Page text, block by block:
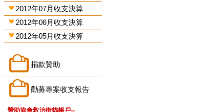
2012年07月收支決算
2012年06月收支決算
2012年05月收支決算
捐款贊助
勸募專案收支報告
贊助協會救治街貓帳戶--